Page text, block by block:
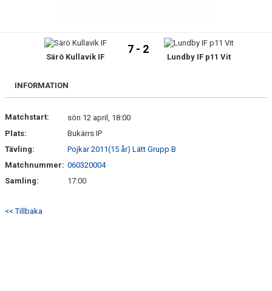
BILDGALLERI
KONTAKT
Särö Kullavik IF
7 - 2
Lundby IF p11 Vit
INFORMATION
Matchstart:
sön 12 april, 18:00
Plats:
Bukärrs IP
Tävling:
Pojkar 2011(15 år) Lätt Grupp B
Matchnummer: 060320004
Samling:
17:00
<< Tillbaka